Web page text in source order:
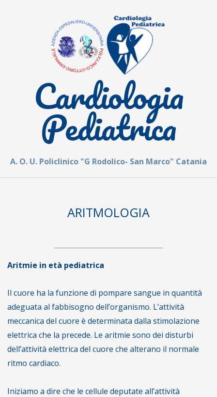
Cardiologia
Pediatrica
A. O. U. Policlinico "G Rodolico- San Marco" Catania
ARITMOLOGIA
Aritmie in età pediatrica
Il cuore ha la funzione di pompare sangue in quantità
adeguata al fabbisogno dell’organismo. L’attività
meccanica del cuore è determinata dalla stimolazione
elettrica che la precede. Le aritmie sono dei disturbi
dell’attività elettrica del cuore che alterano il normale
ritmo cardiaco.
Iniziamo a dire che le cellule deputate all’attività